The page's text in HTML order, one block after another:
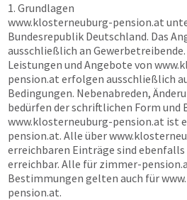
1. Grundlagen
www.klosterneuburg-pension.at
Bundesrepublik Deutschland. Das
ausschließlich an
Leistungen und Angebote von
pension.at erfolgen ausschließlich
Bedingungen. Nebenabreden,
bedürfen der schriftlichen Form und
www.klosterneuburg-pension.at ist
pension.at. Alle über
erreichbaren Einträge sind ebenfalls
erreichbar. Alle für zimmer-
Bestimmungen gelten auch für
pension.at.